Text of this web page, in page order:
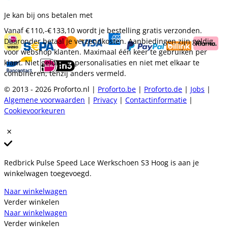
Je kan bij ons betalen met
Vanaf€ 110,-€ 133,10 wordt je bestelling gratis verzonden.
Daaronder betaal je verzendkosten. Aanbiedingen zijn geldig
voor webshop klanten. Maximaal één keer te gebruiken per
klant. Niet geldig op personalisaties en niet met elkaar te
combineren, tenzij anders vermeld.
© 2013 - 2026 Proforto.nl | Proforto.be | Proforto.de | Jobs |
Algemene voorwaarden | Privacy | Contactinformatie |
Cookievoorkeuren
Redbrick Pulse Speed Lace Werkschoen S3 Hoog is aan je
winkelwagen toegevoegd.
Naar winkelwagen
Verder winkelen
Naar winkelwagen
Verder winkelen